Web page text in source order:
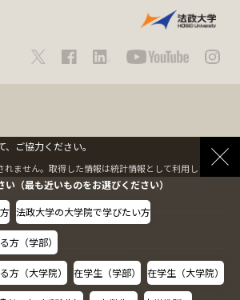
ご協力ください。
ません。取得した情報は統計情報として利用します。
（最も近いものをお選びください）
法政大学の大学院で学びたい方
方（学部）
方（大学院） 在学生（学部） 在学生（大学院）